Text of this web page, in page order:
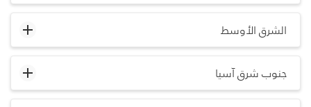
الشرق الأوسط
جنوب شرق آسيا